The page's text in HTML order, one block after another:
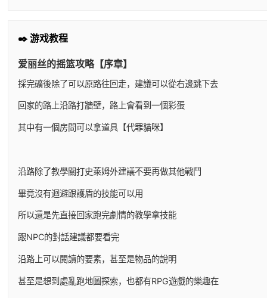
✒️ 游戏教程
爱丽丝的摇篮攻略【序章】
採完礦後除了可以原路往回走，建議可以從右邊跳下去
回家的路上沿路打牆壁，路上會看到一個彩蛋
其中有一個房間可以拿道具【代罪貓咪】
沿路除了教學關打史萊姆外建議不要再做其他戰鬥
畢竟沒有迴避跟護盾的技能可以用
所以還是先直接回家跑完劇情的教學拿技能
跟NPC的對話建議都要看完
沿路上可以閱讀的要素，甚至是物品的說明
甚至是想到處亂跑地圖探索，也都有RPG遊戲的樂趣在